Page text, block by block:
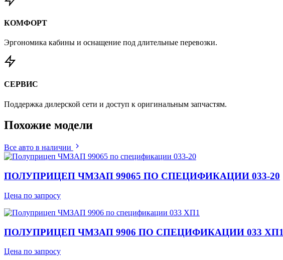
КОМФОРТ
Эргономика кабины и оснащение под длительные перевозки.
СЕРВИС
Поддержка дилерской сети и доступ к оригинальным запчастям.
Похожие модели
Все авто в наличии
ПОЛУПРИЦЕП ЧМЗАП 99065 ПО СПЕЦИФИКАЦИИ 033-20
Цена по запросу
ПОЛУПРИЦЕП ЧМЗАП 9906 ПО СПЕЦИФИКАЦИИ 033 ХП1
Цена по запросу